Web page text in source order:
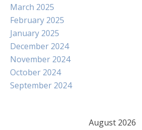
March 2025
February 2025
January 2025
December 2024
November 2024
October 2024
September 2024
August 2026